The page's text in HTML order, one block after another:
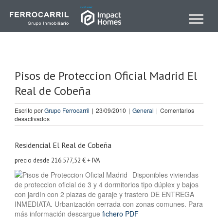
Toggle
Pisos de Proteccion Oficial Madrid El
Real de Cobeña
Escrito porGrupo Ferrocarril | 23/09/2010 | General | Comentarios
desactivadosen
Pisos
Proteccion
Madrid
Real
de
Cobeña
Residencial El Real de Cobeña
precio desde 216.577,52 € + IVA
Disponibles viviendas
de proteccion oficial de 3 y 4 dormitorios tipo dúplex y bajos
con jardín con 2 plazas de garaje y trastero DE ENTREGA
INMEDIATA. Urbanización cerrada con zonas comunes. Para
más información descargue fichero PDF